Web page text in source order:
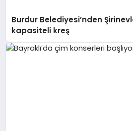
Burdur Belediyesi’nden
kapasiteli kreş